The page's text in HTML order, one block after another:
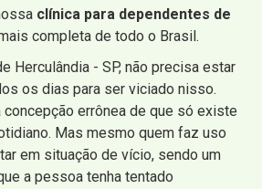
clínica para dependentes de
completa de todo o Brasil.
Herculândia - SP, não precisa estar
os dias para ser viciado nisso.
concepção errônea de que só existe
Mas mesmo quem faz uso
em situação de vício, sendo um
a pessoa tenha tentado